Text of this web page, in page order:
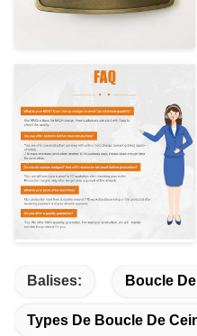
Balises: Boucle
Types De Boucle De